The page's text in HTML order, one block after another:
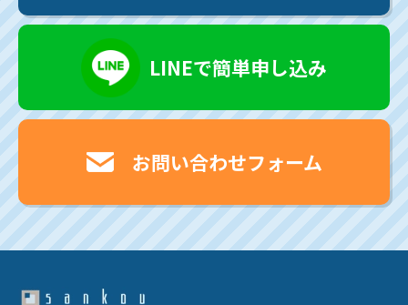
LINEで簡単申し込み
お問い合わせフォーム